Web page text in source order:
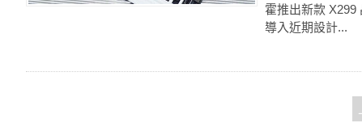
霍推出新款 X299
導入近期設計...